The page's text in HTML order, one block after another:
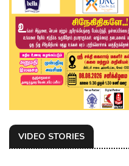
VIDEO STORIES